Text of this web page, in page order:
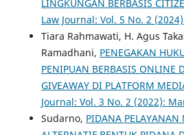
LINGKUNGAN BERBASIS
Law Journal: Vol. 5 No. 2
Tiara Rahmawati, H. Agus
Ramadhani, PENEGAKAN
PENIPUAN BERBASIS ONLINE
GIVEAWAY DI PLATFORM
Journal: Vol. 3 No. 2 (2022):
Sudarno, PIDANA PELAYANAN